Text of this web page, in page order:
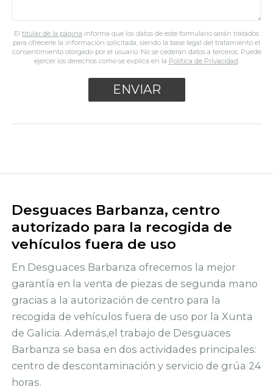
El titular de la página informa que los datos de este formulario serán tratados
para ofrecerle la información solicitada, siendo la base legal del tratamiento el
consentimiento otorgado por el usuario. No se cederán datos a terceros. Puede
ejercer los derechos como se explica en la Política de Privacidad.
Desguaces Barbanza, centro
autorizado para la recogida de
vehículos fuera de uso
En Desguaces Barbanza ofrecemos la mejor
garantía en la venta de piezas de segunda mano
gracias a la autorización de centro para la
recogida de vehículos fuera de uso por la Xunta
de Galicia. Además,el trabajo de Desguaces
Barbanza se basa en dos actividades principales:
centro de descontaminación y servicio de grúa 24
horas.